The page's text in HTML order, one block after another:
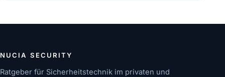
NUCIA SECURITY
Ratgeber für Sicherheitstechnik im privaten und